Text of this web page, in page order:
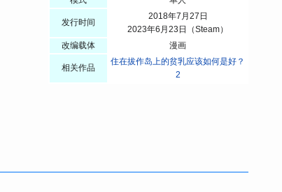
发行时间
2018年7月27日
2023年6月23日（Steam）
改编载体
漫画
相关作品
住在拔作岛上的贫乳应该如何是好？
2